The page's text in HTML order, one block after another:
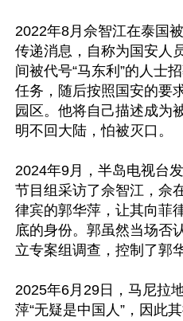
2022年8月佘智江在泰国
传递消息，自称为国安人
间被代号“马东利”的人士
任务，随后按照国安的要
园区。他将自己描述成为
明不回大陆，怕被灭口。
2024年9月，半岛电视台
节目组采访了佘智江，佘
律宾的郭华萍，让其向菲
底的身份。郭虽然当场否
立专案组调查，控制了郭
2025年6月29日，马尼拉
萍“无疑是中国人”，因此